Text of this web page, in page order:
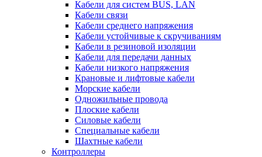
Кабели для систем BUS, LAN
Кабели связи
Кабели среднего напряжения
Кабели устойчивые к скручиваниям
Кабели в резиновой изоляции
Кабели для передачи данных
Кабели низкого напряжения
Крановые и лифтовые кабели
Морские кабели
Одножильные провода
Плоские кабели
Силовые кабели
Специальные кабели
Шахтные кабели
Контроллеры